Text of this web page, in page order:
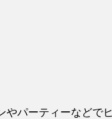
やパーティーなどで